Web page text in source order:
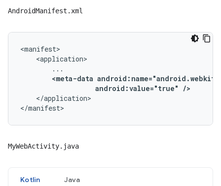
AndroidManifest.xml
<manifest>
    <application>
        ...
<meta-data
                   android:value="true" />
    </application>
</manifest>
MyWebActivity.java
Kotlin Java